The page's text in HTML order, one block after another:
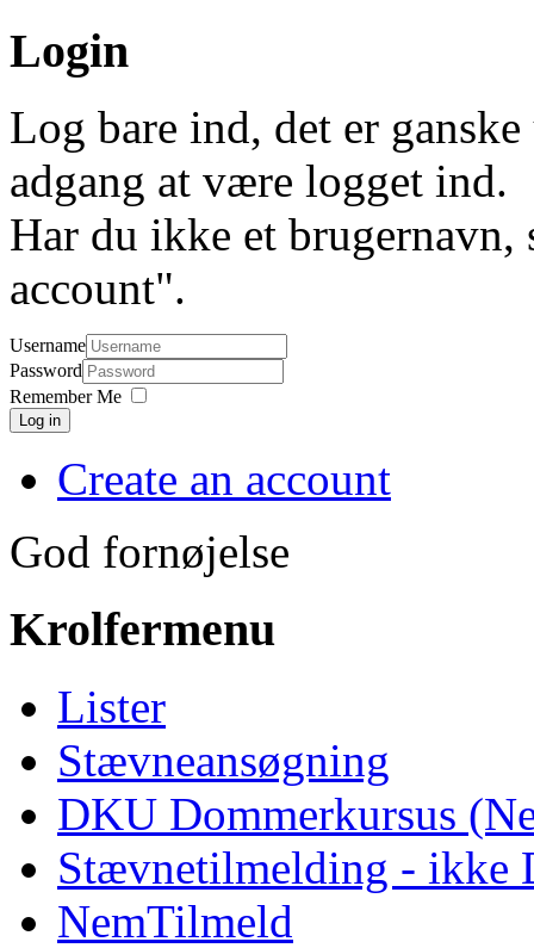
Login
Log bare ind, det er
adgang at være logget ind.
Har du ikke et brugernavn,
account".
Username
Password
Remember Me
Log in
Create an account
God fornøjelse
Krolfermenu
Lister
Stævneansøgning
DKU Dommerkursus
Stævnetilmelding - ikke
NemTilmeld